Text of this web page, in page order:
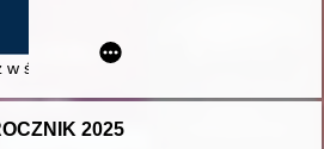
w świetle nieznanych dokumentów z lat
2025